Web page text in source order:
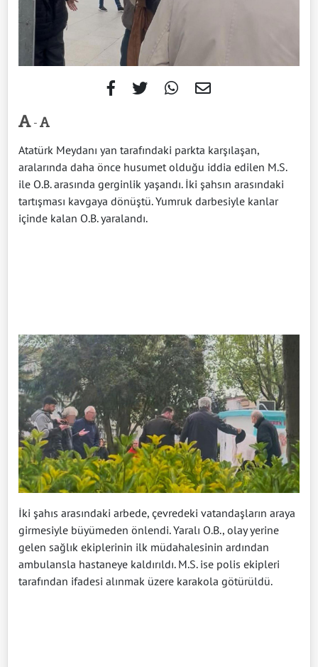
-
Atatürk Meydanı yan tarafındaki parkta karşılaşan,
aralarında daha önce husumet olduğu iddia edilen M.S.
ile O.B. arasında gerginlik yaşandı. İki şahsın arasındaki
tartışması kavgaya dönüştü. Yumruk darbesiyle kanlar
içinde kalan O.B. yaralandı.
İki şahıs arasındaki arbede, çevredeki vatandaşların araya
girmesiyle büyümeden önlendi. Yaralı O.B., olay yerine
gelen sağlık ekiplerinin ilk müdahalesinin ardından
ambulansla hastaneye kaldırıldı. M.S. ise polis ekipleri
tarafından ifadesi alınmak üzere karakola götürüldü.